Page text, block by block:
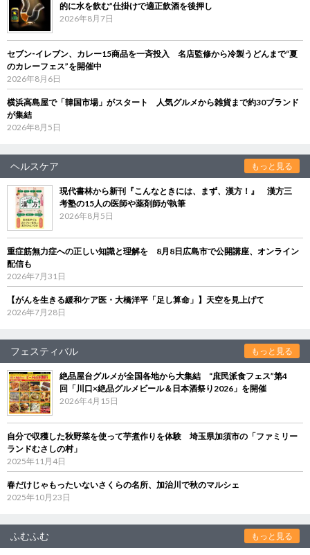
的に水を飲む”仕掛けで適正飲酒を後押し
2026年8月7日
セブン‐イレブン、カレー15商品を一斉投入 名店監修から冷製うどんまで“夏
のカレーフェス”を開催中
2026年8月6日
横浜高島屋で「韓国市場」がスタート 人気グルメから雑貨まで約30ブランド
が集結
2026年8月5日
ヘルスケア もっと見る
現代書林から新刊『こんなときには、まず、漢方！』 漢方三
考塾の15人の医師や薬剤師が執筆
2026年8月5日
重症筋無力症への正しい知識と理解を 8月8日広島市で公開講座、オンライン
配信も
2026年7月31日
【がんを生きる緩和ケア医・大橋洋平「足し算命」】天空を見上げて
2026年7月28日
フェスティバル もっと見る
絶品屋台グルメが全国各地から大集結 “庶民派食フェス”第4
回「川口×絶品グルメビール＆日本酒祭り2026」を開催
2026年4月15日
自分で収穫した秋野菜を使って芋煮作りを体験 埼玉県加須市の「ファミリー
ランドむさしの村」
2025年11月4日
春だけじゃもったいないさくらの名所、加治川で秋のマルシェ
2025年10月23日
ふむふむ もっと見る